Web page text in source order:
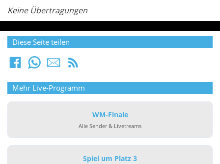
Keine Übertragungen
Diese Seite teilen
Mehr Live-Programm
WM-Finale
Alle Sender & Livetreams
Spiel um Platz 3